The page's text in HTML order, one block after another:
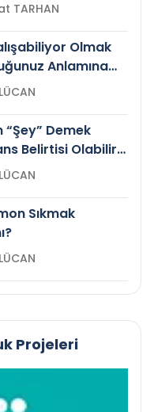
Prof.Dr. Nevzat TARHAN
Olmak
Anlamına
Demek
Belirtisi Olabilir
Sıkmak
Projeleri